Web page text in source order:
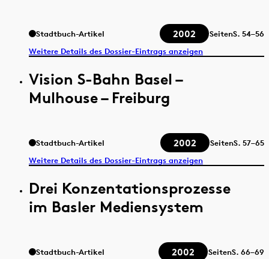
Stadtbuch-Artikel 2002 SeitenS. 54–56
Weitere Details des Dossier-Eintrags anzeigen
Vision S-Bahn Basel –
Mulhouse – Freiburg
Stadtbuch-Artikel 2002 SeitenS. 57–65
Weitere Details des Dossier-Eintrags anzeigen
Drei Konzentationsprozesse
im Basler Mediensystem
Stadtbuch-Artikel 2002 SeitenS. 66–69